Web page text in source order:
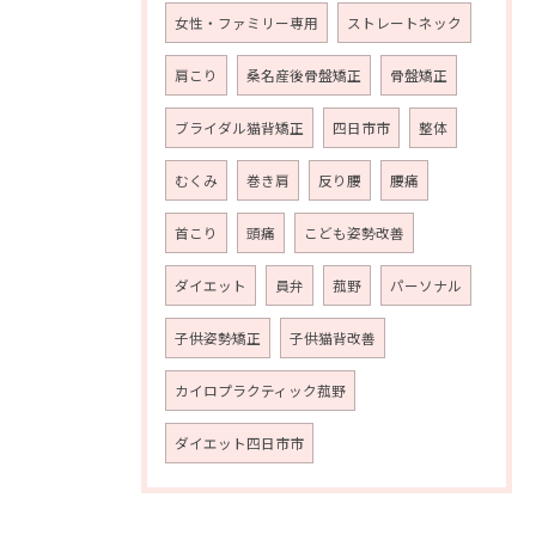
女性・ファミリー専用 ストレートネック
肩こり 桑名産後骨盤矯正 骨盤矯正
ブライダル猫背矯正 四日市市 整体
むくみ 巻き肩 反り腰 腰痛
首こり 頭痛 こども姿勢改善
ダイエット 員弁 菰野 パーソナル
子供姿勢矯正 子供猫背改善
カイロプラクティック菰野
ダイエット四日市市